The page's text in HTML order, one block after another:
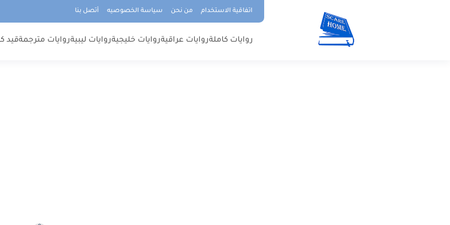
اتفاقية الاستخدام من نحن سياسة الخصوصيه أتصل بنا
روايات كاملةروايات عراقيةروايات خليجيةروايات ليبيةروايات مترجمةقيد